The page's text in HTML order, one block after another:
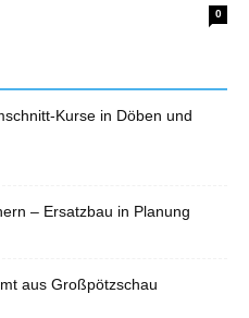
0
Kurse in Döben und
– Ersatzbau in Planung
aus Großpötzschau